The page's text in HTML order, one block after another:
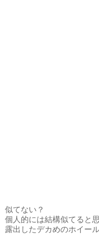
似てない？
個人的には結構似てると
露出したデカめのホイール